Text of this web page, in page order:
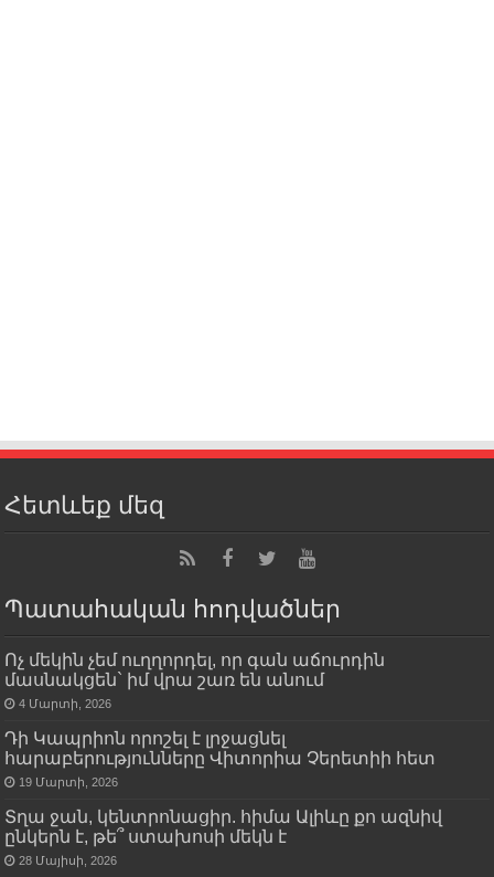
Հետևեք մեզ
Պատահական հոդվածներ
Ոչ մեկին չեմ ուղղորդել, որ գան աճուրդին
մասնակցեն` իմ վրա շառ են անում
4 Մարտի, 2026
Դի Կապրիոն որոշել է լրջացնել
հարաբերությունները Վիտորիա Չերետիի հետ
19 Մարտի, 2026
Տղա ջան, կենտրոնացիր. հիմա Ալիևը քո ազնիվ
ընկերն է, թե՞ ստախոսի մեկն է
28 Մայիսի, 2026